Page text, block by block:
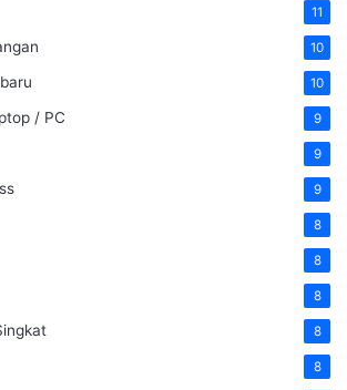
11
10
10
/ PC 9
9
9
8
8
8
8
8